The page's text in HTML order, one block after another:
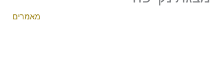
מאמרים